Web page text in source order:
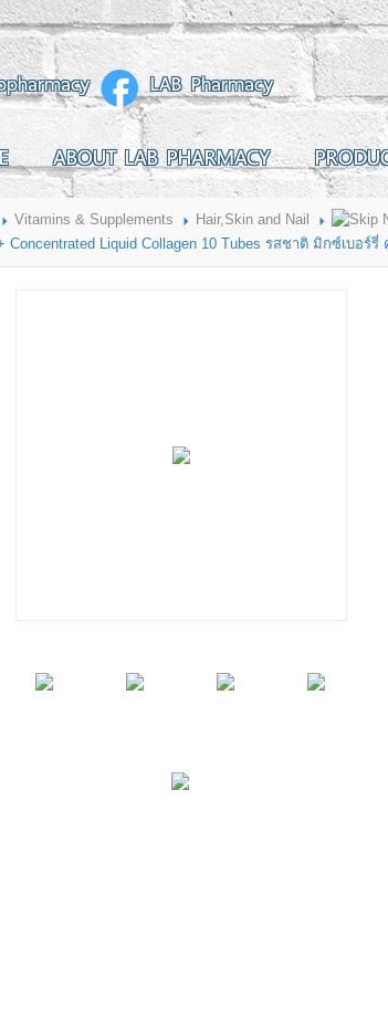
PHARMACY
แจ้งชำระเงิน
LAB Pharmacy
ABOUT LAB PHARMACY
Vitamins & Supplements
Hair,Skin and Nail
Concentrated Liquid Collagen 10 Tubes รสชาติ มิกซ์เบ